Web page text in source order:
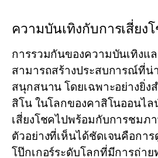
ความบันเทิงกับการเสี่ยง
การรวมกันของความบันเทิงแล
สามารถสร้างประสบการณ์ที่น่
สนุกสนาน โดยเฉพาะอย่างยิ่
สิโน ในโลกของคาสิโนออนไ
เสี่ยงโชคไปพร้อมกับการชมภ
ตัวอย่างที่เห็นได้ชัดเจนคือกา
โป๊กเกอร์ระดับโลกที่มีการถ่า